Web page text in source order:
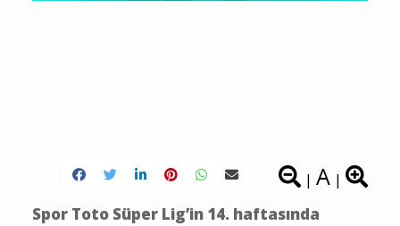
| A |
Spor Toto Süper Lig’in 14. haftasında